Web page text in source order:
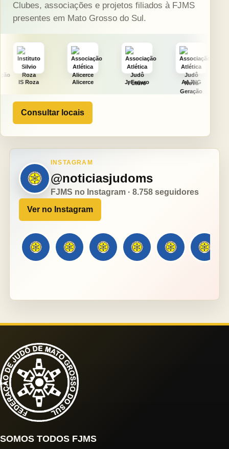
Clubes, associações e projetos filiados à FJMS
presentes em Mato Grosso do Sul.
Alicerce J. Futuro AAJNG TSURU
Consultar locais
INSTAGRAM
@noticiasjudoms
FJMS no Instagram · 8.758 seguidores
Ver no Instagram
SOMOS TODOS FJMS